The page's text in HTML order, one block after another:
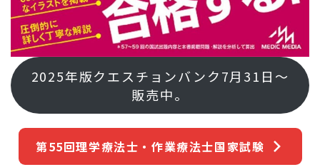
2025年版クエスチョンバンク7月31日～
販売中。
第55回理学療法士・作業療法士国家試験